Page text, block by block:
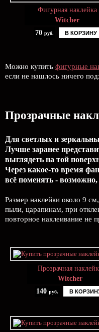
Фигурная наклейка
Witcher
70 руб. В КОРЗИНУ
Можно купить фигурные
если не нашлось ничего
Прозрачные
Для светлых и
Лучше заранее
выглядеть на той
Через какое-то время
всё поменять -
Размер наклейки около 9
пыли, царапинам, при
повторное наклеивание не
Прозрачная
Witcher
140 руб. В